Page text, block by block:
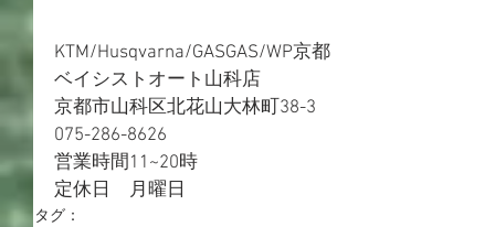
KTM/Husqvarna/GASGAS/WP京都
ベイシストオート山科店
京都市山科区北花山大林町38-3
075-286-8626
営業時間11~20時
定休日　月曜日
タグ：